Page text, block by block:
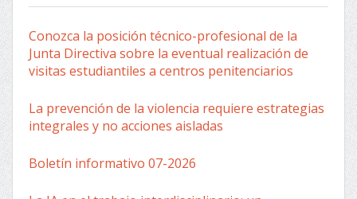
Conozca la posición técnico-profesional de la
Junta Directiva sobre la eventual realización de
visitas estudiantiles a centros penitenciarios
La prevención de la violencia requiere estrategias
integrales y no acciones aisladas
Boletín informativo 07-2026